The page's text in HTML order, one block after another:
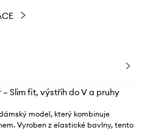
Slim fit, výstřih do V a pruhy
model, který kombinuje
Vyroben z elastické bavlny, tento